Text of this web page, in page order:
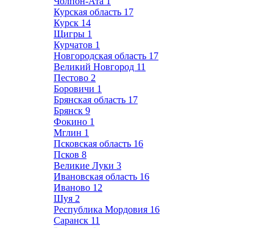
Курская область 17
Курск 14
Щигры 1
Курчатов 1
Новгородская область 17
Великий Новгород 11
Пестово 2
Боровичи 1
Брянская область 17
Брянск 9
Фокино 1
Мглин 1
Псковская область 16
Псков 8
Великие Луки 3
Ивановская область 16
Иваново 12
Шуя 2
Республика Мордовия 16
Саранск 11